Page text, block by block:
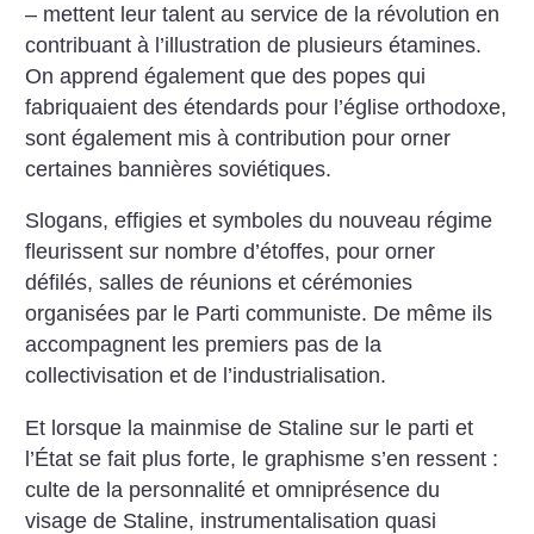
– mettent leur talent au service de la révolution en
contribuant à l’illustration de plusieurs étamines.
On apprend également que des popes qui
fabriquaient des étendards pour l’église orthodoxe,
sont également mis à contribution pour orner
certaines bannières soviétiques.
Slogans, effigies et symboles du nouveau régime
fleurissent sur nombre d’étoffes, pour orner
défilés, salles de réunions et cérémonies
organisées par le Parti communiste. De même ils
accompagnent les premiers pas de la
collectivisation et de l’industrialisation.
Et lorsque la mainmise de Staline sur le parti et
l’État se fait plus forte, le graphisme s’en ressent :
culte de la personnalité et omniprésence du
visage de Staline, instrumentalisation quasi